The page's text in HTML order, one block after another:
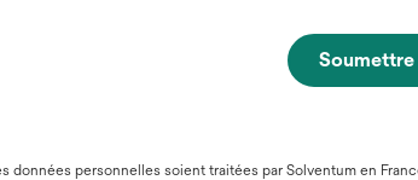
Soumettre
données personnelles soient traitées par Solventum en